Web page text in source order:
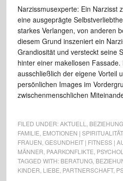
Narzissmusexperte: Ein Narzisst
eine ausgeprägte
starkes Verlangen, von anderen
diesem Grund inszeniert ein
Grandiosität und versteckt seine
hinter einer makellosen
ausschließlich der eigene Vorteil
persönlichen Images im
zwischenmenschlichen
FILED UNDER:AKTUELL
FAMILIE EMOTIONEN |
FRAUEN GESUNDHEIT | FITNESS |
MÄNNER PAARKONFLIKTE
TAGGED WITH: BERATUNG,
KINDER LIEBE PARTNERSCHAFT,